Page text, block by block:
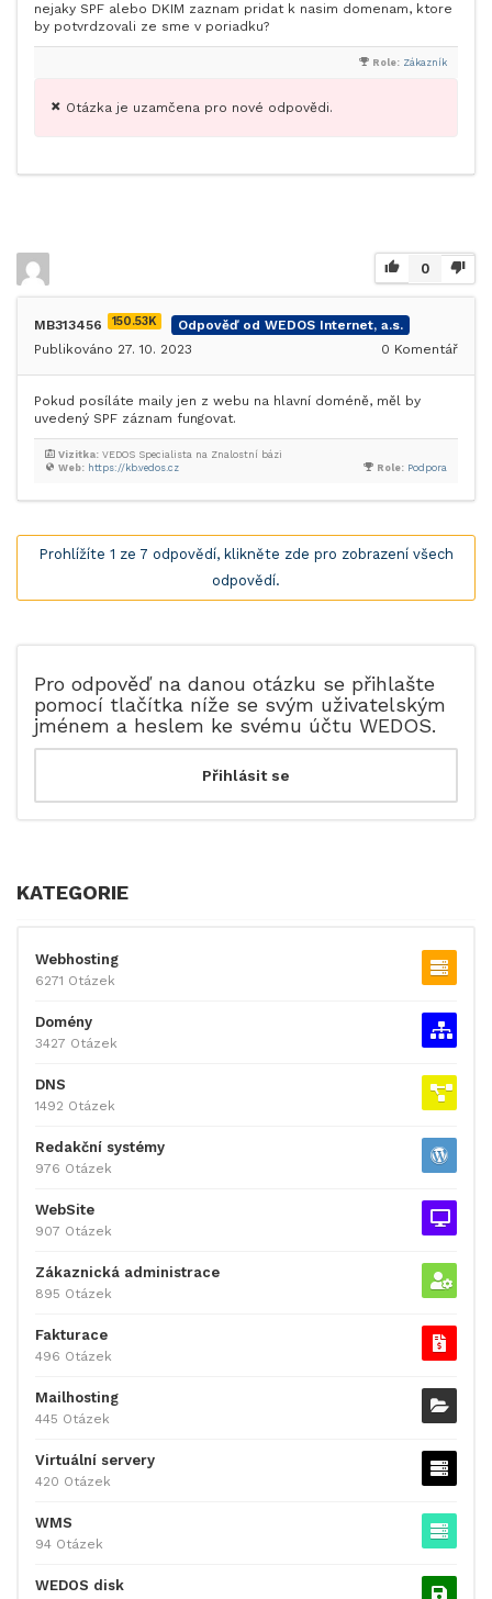
nejaky SPF alebo DKIM zaznam pridat k nasim domenam, ktore
by potvrdzovali ze sme v poriadku?
Role: Zákazník
Otázka je uzamčena pro nové odpovědi.
0
MB313456 150.53K
Odpověď od WEDOS Internet, a.s.
Publikováno 27. 10. 2023
0 Komentář
Pokud posíláte maily jen z webu na hlavní doméně, měl by
uvedený SPF záznam fungovat.
Role: Podpora
Web: https://kb.vedos.cz
Vizitka: VEDOS Specialista na Znalostní bázi
Prohlížíte 1 ze 7 odpovědí, klikněte zde pro zobrazení všech
odpovědí.
Pro odpověď na danou otázku se přihlašte
pomocí tlačítka níže se svým uživatelským
jménem a heslem ke svému účtu WEDOS.
KATEGORIE
Webhosting
6271 Otázek
Domény
3427 Otázek
DNS
1492 Otázek
Redakční systémy
976 Otázek
WebSite
907 Otázek
Zákaznická administrace
895 Otázek
Fakturace
496 Otázek
Mailhosting
445 Otázek
Virtuální servery
420 Otázek
WMS
94 Otázek
WEDOS disk